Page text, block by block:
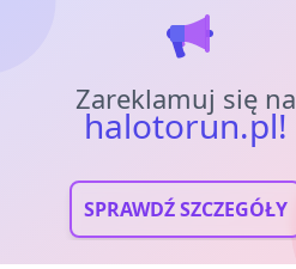
Zareklamuj się na
halotorun.pl!
SPRAWDŹ SZCZEGÓŁY